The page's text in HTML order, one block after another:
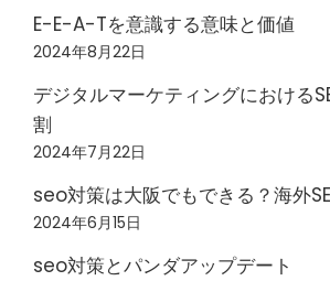
E-E-A-Tを意識する意味と価値
2024年8月22日
デジタルマーケティングにおける
割
2024年7月22日
seo対策は大阪でもできる？海外
2024年6月15日
seo対策とパンダアップデート